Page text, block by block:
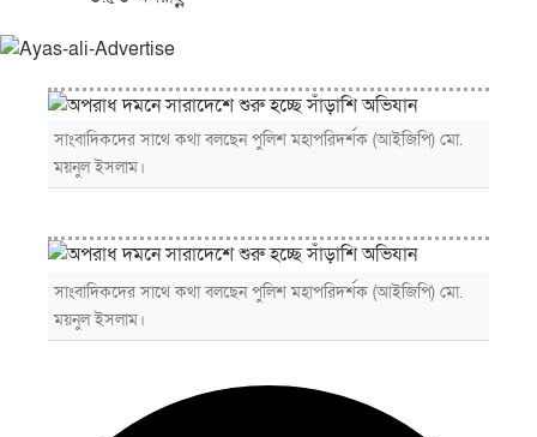
সাংবাদিকদের সাথে কথা বলছেন পুলিশ মহাপরিদর্শক (আইজিপি) মো.
ময়নুল ইসলাম।
সাংবাদিকদের সাথে কথা বলছেন পুলিশ মহাপরিদর্শক (আইজিপি) মো.
ময়নুল ইসলাম।